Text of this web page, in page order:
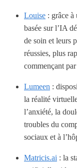
Louise : grâce à
basée sur l’IA
de soin et leurs
réussies, plus
commençant
Lumeen :
la réalité
l’anxiété, la
troubles du
sociaux et à
Matricis.ai : la